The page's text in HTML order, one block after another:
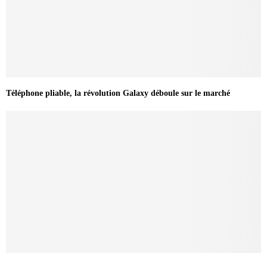
Téléphone pliable, la révolution Galaxy déboule sur le marché